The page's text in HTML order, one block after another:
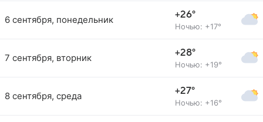
6 сентября, понедельник +26°
Ночью: +17°
7 сентября, вторник +28°
Ночью: +19°
8 сентября, среда +27°
Ночью: +16°